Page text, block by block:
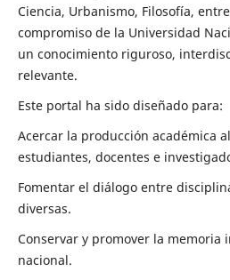
Ciencia, Urbanismo, Filosofía,
compromiso de la Universidad
un conocimiento riguroso,
relevante.
Este portal ha sido diseñado para:
Acercar la producción académica
estudiantes, docentes e
Fomentar el diálogo entre
diversas.
Conservar y promover la memoria
nacional.